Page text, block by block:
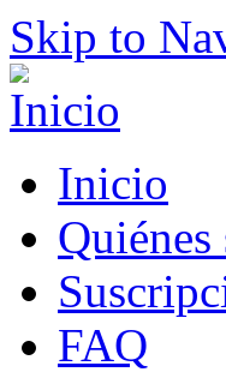
Skip to
Inicio
Quiénes
FAQ